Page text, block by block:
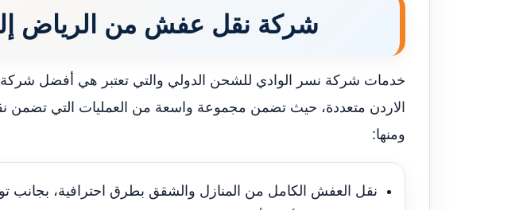
شركة نقل عفش من الرياض
خدمات شركة نسر الوادي للشحن الدولي والتي تعتبر هي أفضل
الاردن متعددة، حيث تضمن مجموعة واسعة من العمليات التي تضمن
ومنها:
نقل العفش الكامل من المنازل والشقق بطرق احترافية، بجانب